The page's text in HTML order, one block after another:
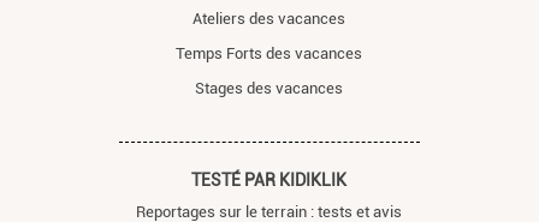
Ateliers des vacances
Temps Forts des vacances
Stages des vacances
TESTÉ PAR KIDIKLIK
Reportages sur le terrain : tests et avis